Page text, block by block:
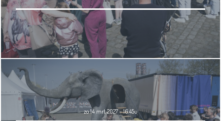
zo 14 mrt 2027 - 16.45u